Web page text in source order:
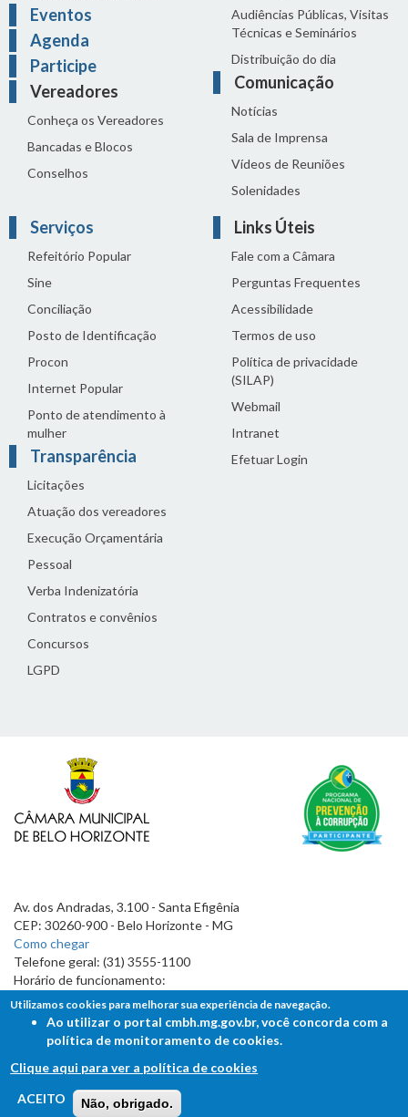
Eventos
Agenda
Participe
Vereadores
Conheça os Vereadores
Bancadas e Blocos
Conselhos
Audiências Públicas, Visitas
Técnicas e Seminários
Distribuição do dia
Comunicação
Notícias
Sala de Imprensa
Vídeos de Reuniões
Solenidades
Serviços
Refeitório Popular
Sine
Conciliação
Posto de Identificação
Procon
Internet Popular
Ponto de atendimento à
mulher
Transparência
Licitações
Atuação dos vereadores
Execução Orçamentária
Pessoal
Verba Indenizatória
Contratos e convênios
Concursos
LGPD
Links Úteis
Fale com a Câmara
Perguntas Frequentes
Acessibilidade
Termos de uso
Política de privacidade
(SILAP)
Webmail
Intranet
Efetuar Login
Av. dos Andradas, 3.100 - Santa Efigênia
CEP: 30260-900 - Belo Horizonte - MG
Como chegar
Telefone geral: (31) 3555-1100
Horário de funcionamento:
7h às 19h
FALE COM A CÂMARA
Ouvidoria - Lei de Acesso à Informação
Utilizamos cookies para melhorar sua experiência de navegação.
Ao utilizar o portal cmbh.mg.gov.br, você concorda com a
política de monitoramento de cookies.
Clique aqui para ver a política de cookies
ACEITO
Não, obrigado.